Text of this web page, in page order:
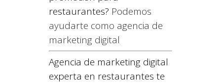
restaurantes? Podemos
ayudarte como agencia de
marketing digital
Agencia de marketing digital
experta en restaurantes te